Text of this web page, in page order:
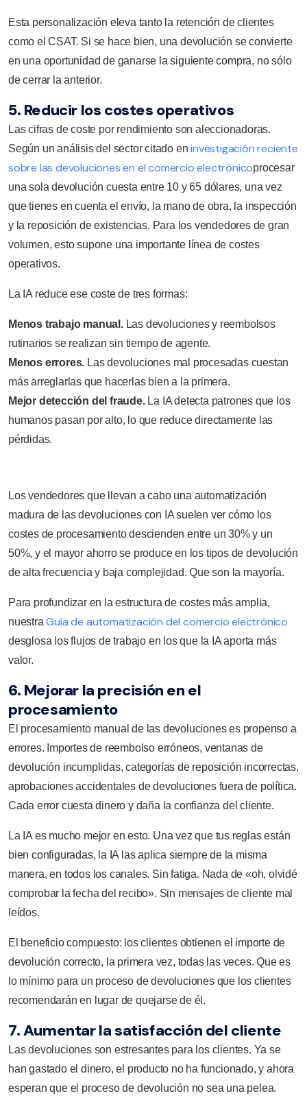
Esta personalización eleva tanto la retención de clientes
como el CSAT. Si se hace bien, una devolución se convierte
en una oportunidad de ganarse la siguiente compra, no sólo
de cerrar la anterior.
5. Reducir los costes operativos
Las cifras de coste por rendimiento son aleccionadoras.
Según un análisis del sector citado eninvestigación reciente
sobre las devoluciones en el comercio electrónicoprocesar
una sola devolución cuesta entre 10 y 65 dólares, una vez
que tienes en cuenta el envío, la mano de obra, la inspección
y la reposición de existencias. Para los vendedores de gran
volumen, esto supone una importante línea de costes
operativos.
La IA reduce ese coste de tres formas:
Menos trabajo manual.Las devoluciones y reembolsos
rutinarios se realizan sin tiempo de agente.
Menos errores. Las devoluciones mal procesadas cuestan
más arreglarlas que hacerlas bien a la primera.
Mejor detección del fraude.La IA detecta patrones que los
humanos pasan por alto, lo que reduce directamente las
pérdidas.
Los vendedores que llevan a cabo una automatización
madura de las devoluciones con IA suelen ver cómo los
costes de procesamiento descienden entre un 30% y un
50%, y el mayor ahorro se produce en los tipos de devolución
de alta frecuencia y baja complejidad. Que son la mayoría.
Para profundizar en la estructura de costes más amplia,
nuestra Guía de automatización del comercio electrónico
desglosa los flujos de trabajo en los que la IA aporta más
valor.
6. Mejorar la precisión en el
procesamiento
El procesamiento manual de las devoluciones es propenso a
errores. Importes de reembolso erróneos, ventanas de
devolución incumplidas, categorías de reposición incorrectas,
aprobaciones accidentales de devoluciones fuera de política.
Cada error cuesta dinero y daña la confianza del cliente.
La IA es mucho mejor en esto. Una vez que tus reglas están
bien configuradas, la IA las aplica siempre de la misma
manera, en todos los canales. Sin fatiga. Nada de «oh, olvidé
comprobar la fecha del recibo». Sin mensajes de cliente mal
leídos.
El beneficio compuesto: los clientes obtienen el importe de
devolución correcto, la primera vez, todas las veces. Que es
lo mínimo para un proceso de devoluciones que los clientes
recomendarán en lugar de quejarse de él.
7. Aumentar la satisfacción del cliente
Las devoluciones son estresantes para los clientes. Ya se
han gastado el dinero, el producto no ha funcionado, y ahora
esperan que el proceso de devolución no sea una pelea.